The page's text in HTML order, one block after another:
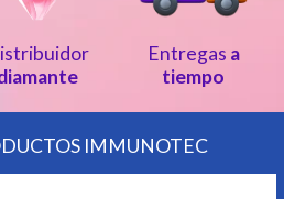
Entregas a
tiempo
IMMUNOTEC